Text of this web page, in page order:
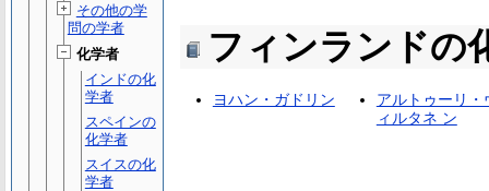
フィンランドの
ヨハン・ガドリン
アルトゥーリ・
ィルタネ ン
その他の学
問の学者
化学者
インドの化
学者
スペインの
化学者
スイスの化
学者